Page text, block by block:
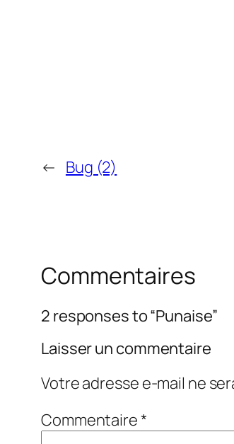
← Bug (2)
Commentaires
2 responses to “Punaise”
Laisser un commentaire
Votre adresse e-mail ne
Commentaire*